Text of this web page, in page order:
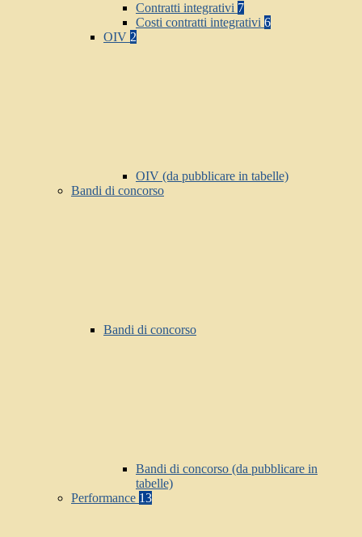
Contratti integrativi 7
Costi contratti integrativi 6
OIV 2
OIV (da pubblicare in tabelle)
Bandi di concorso
Bandi di concorso
Bandi di concorso (da pubblicare in
tabelle)
Performance 13